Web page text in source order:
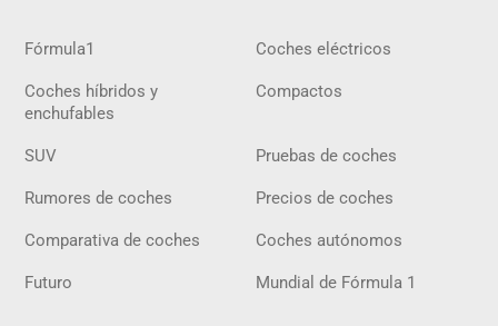
Fórmula1 Coches eléctricos
Coches híbridos y
enchufables
Compactos
SUV Pruebas de coches
Rumores de coches Precios de coches
Comparativa de coches Coches autónomos
Futuro Mundial de Fórmula 1